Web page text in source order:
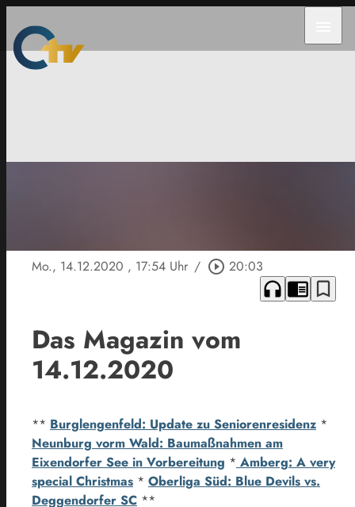
Mo., 14.12.2020 , 17:54 Uhr / play_circle_outline 20:03
headphones chrome_reader_mode bookmark_border
Das Magazin vom
14.12.2020
** Burglengenfeld: Update zu Seniorenresidenz *
Neunburg vorm Wald: Baumaßnahmen am
Eixendorfer See in Vorbereitung * Amberg: A very
special Christmas * Oberliga Süd: Blue Devils vs.
Deggendorfer SC **